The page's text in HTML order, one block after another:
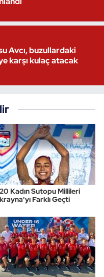
Avcı, buzullardaki
karşı kulaç atacak
Kadın Sutopu Millileri
Farklı Geçti